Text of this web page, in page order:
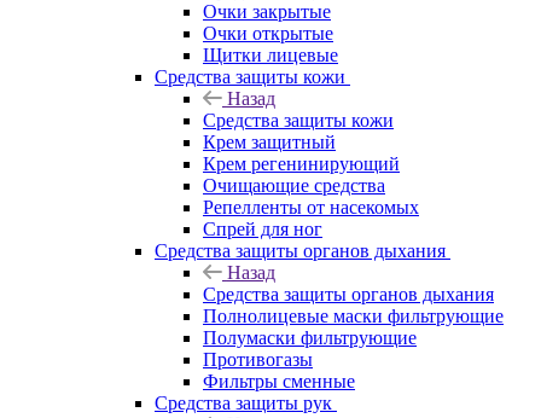
Очки закрытые
Очки открытые
Щитки лицевые
Средства защиты кожи
Назад
Средства защиты кожи
Крем защитный
Крем регенинирующий
Очищающие средства
Репелленты от насекомых
Спрей для ног
Средства защиты органов дыхания
Назад
Средства защиты органов дыхания
Полнолицевые маски фильтрующие
Полумаски фильтрующие
Противогазы
Фильтры сменные
Средства защиты рук